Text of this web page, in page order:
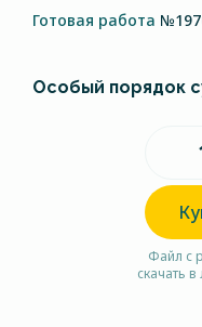
Готовая работа
Особый порядок
Файл с
скачать